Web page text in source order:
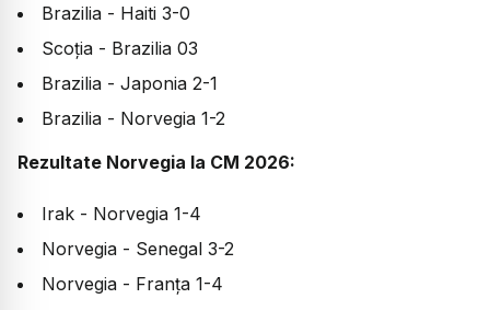
Brazilia - Haiti 3-0
Scoția - Brazilia 03
Brazilia - Japonia 2-1
Brazilia - Norvegia 1-2
Rezultate Norvegia la CM 2026:
Irak - Norvegia 1-4
Norvegia - Senegal 3-2
Norvegia - Franța 1-4